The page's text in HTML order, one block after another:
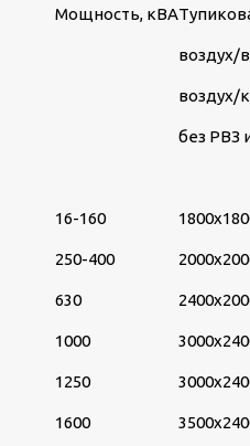
Мощность, кВА
воздух/
воздух/
без РВЗ
16-160
250-400
630
1000
1250
1600